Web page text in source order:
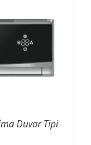
Duvar Tipi